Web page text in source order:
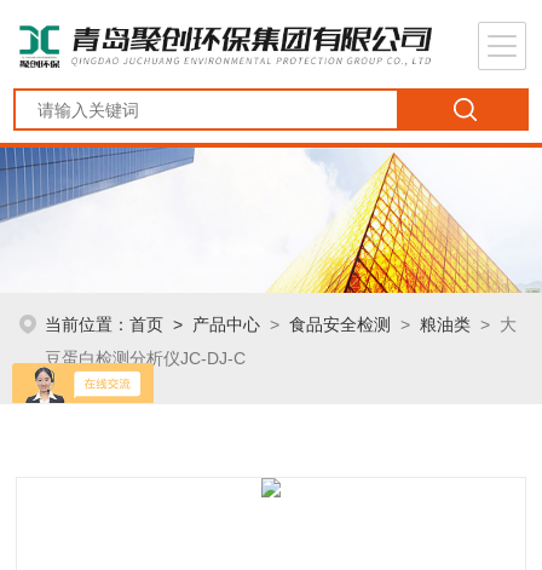
当前位置：首页 > 产品中心 >食品安全检测 >粮油类 > 大
豆蛋白检测分析仪JC-DJ-C